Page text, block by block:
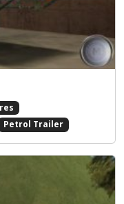
Petrol Trailer